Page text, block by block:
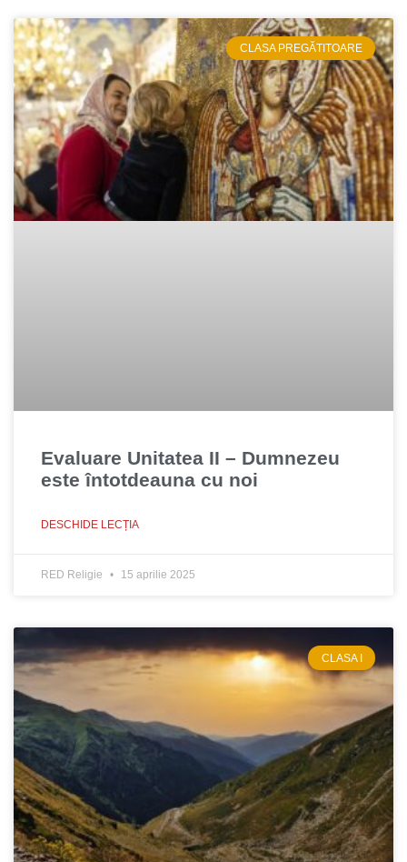
CLASA PREGĂTITOARE
Evaluare Unitatea II – Dumnezeu
este întotdeauna cu noi
DESCHIDE LECȚIA
RED Religie 15 aprilie 2025
CLASA I